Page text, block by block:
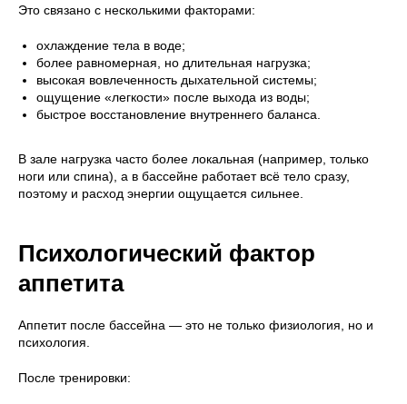
Это связано с несколькими факторами:
охлаждение тела в воде;
более равномерная, но длительная нагрузка;
высокая вовлеченность дыхательной системы;
ощущение «легкости» после выхода из воды;
быстрое восстановление внутреннего баланса.
В зале нагрузка часто более локальная (например, только
ноги или спина), а в бассейне работает всё тело сразу,
поэтому и расход энергии ощущается сильнее.
Психологический фактор
аппетита
Аппетит после бассейна — это не только физиология, но и
психология.
После тренировки: